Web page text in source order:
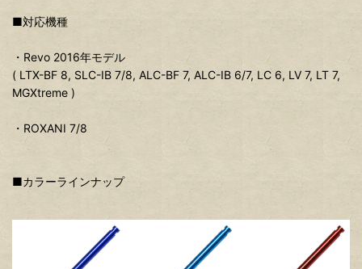
■対応機種
・Revo 2016年モデル
( LTX-BF 8, SLC-IB 7/8, ALC-BF 7, ALC-IB 6/7, LC 6, LV 7, LT 7,
MGXtreme )
・ROXANI 7/8
■カラーラインナップ